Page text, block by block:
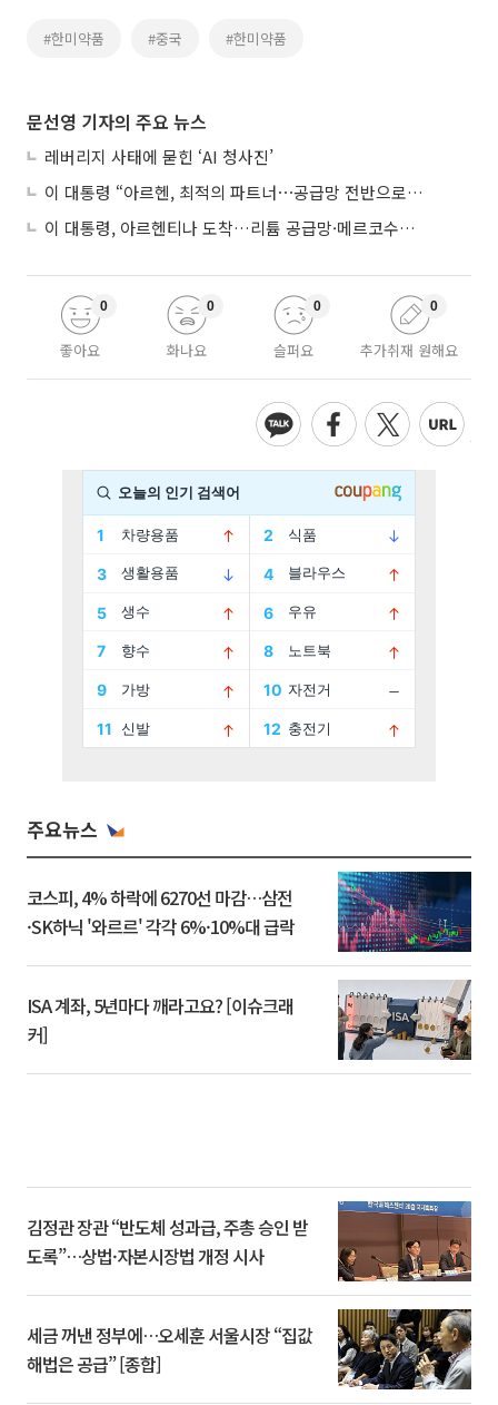
#한미약품 #중국 #한미약품
문선영 기자의 주요 뉴스
레버리지 사태에 묻힌 ‘AI 청사진’
이 대통령 “아르헨, 최적의 파트너⋯공급망 전반으로 확대”
이 대통령, 아르헨티나 도착…리튬 공급망·메르코수르 협력 논의
좋아요
0
화나요
0
슬퍼요
0
추가취재 원해요
0
주요뉴스
코스피, 4% 하락에 6270선 마감…삼전
·SK하닉 '와르르' 각각 6%·10%대 급락
ISA 계좌, 5년마다 깨라고요? [이슈크래
커]
김정관 장관 “반도체 성과급, 주총 승인 받
도록”…상법·자본시장법 개정 시사
세금 꺼낸 정부에…오세훈 서울시장 “집값
해법은 공급” [종합]